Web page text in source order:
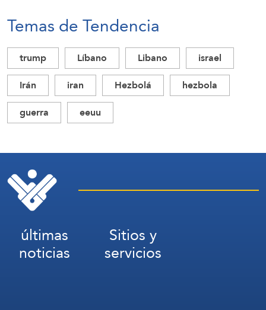
Temas de Tendencia
trump Líbano Libano
israel
Irán
iran Hezbolá
hezbola
guerra
eeuu
últimas
noticias
Sitios y
servicios